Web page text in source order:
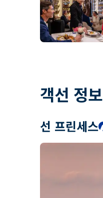
객선 정보
선 프린세스